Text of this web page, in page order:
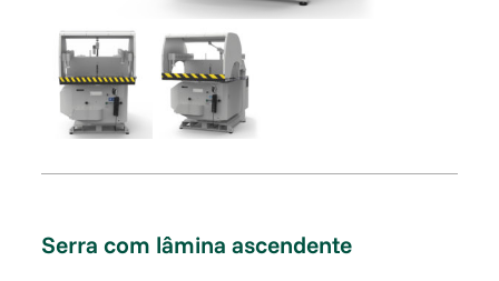
Serra com lâmina ascendente